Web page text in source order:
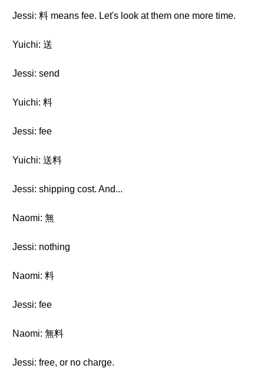
Jessi: 料 means fee. Let's look at them one more time.
Yuichi: 送
Jessi: send
Yuichi: 料
Jessi: fee
Yuichi: 送料
Jessi: shipping cost. And...
Naomi: 無
Jessi: nothing
Naomi: 料
Jessi: fee
Naomi: 無料
Jessi: free, or no charge.